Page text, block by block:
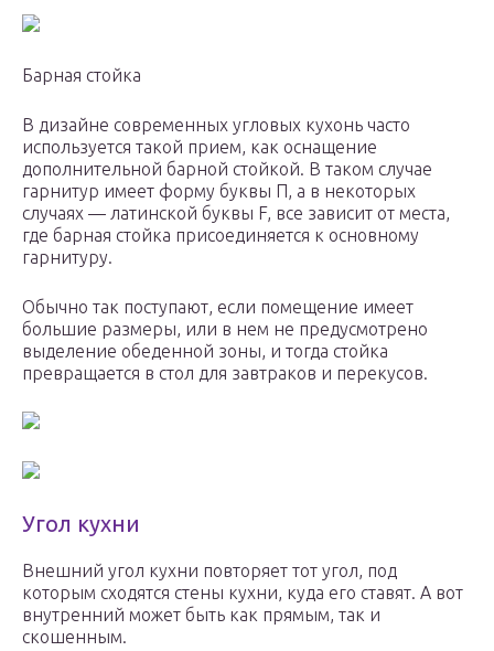
Барная стойка
В дизайне современных угловых кухонь часто
используется такой прием, как оснащение
дополнительной барной стойкой. В таком случае
гарнитур имеет форму буквы П, а в некоторых
случаях — латинской буквы F, все зависит от места,
где барная стойка присоединяется к основному
гарнитуру.
Обычно так поступают, если помещение имеет
большие размеры, или в нем не предусмотрено
выделение обеденной зоны, и тогда стойка
превращается в стол для завтраков и перекусов.
Угол кухни
Внешний угол кухни повторяет тот угол, под
которым сходятся стены кухни, куда его ставят. А вот
внутренний может быть как прямым, так и
скошенным.